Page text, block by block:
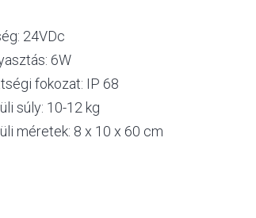
24VDc
6W
fokozat: IP 68
súly: 10-12 kg
méretek: 8 x 10 x 60 cm